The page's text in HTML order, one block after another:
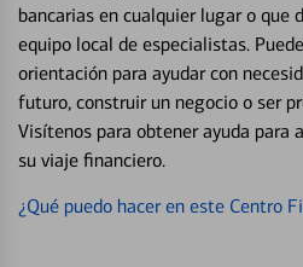
bancarias en cualquier lugar o que
equipo local de especialistas.
orientación para ayudar con
futuro, construir un negocio o ser
Visítenos para obtener ayuda para
su viaje financiero.
¿Qué puedo hacer en este Centro